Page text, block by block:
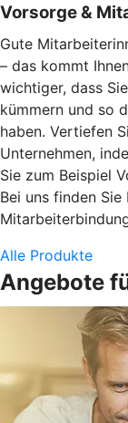
Vorsorge &
Gute
– das kommt
wichtiger, dass
kümmern und so
haben. Vertiefen
Unternehmen,
Sie zum Beispiel
Bei uns finden
Alle Produkte
Angebote